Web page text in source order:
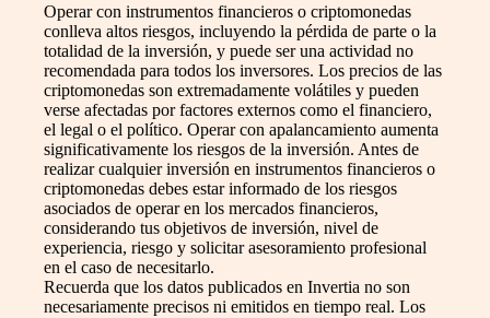
Operar con instrumentos financieros o criptomonedas
conlleva altos riesgos, incluyendo la pérdida de parte o la
totalidad de la inversión, y puede ser una actividad no
recomendada para todos los inversores. Los precios de las
criptomonedas son extremadamente volátiles y pueden
verse afectadas por factores externos como el financiero,
el legal o el político. Operar con apalancamiento aumenta
significativamente los riesgos de la inversión. Antes de
realizar cualquier inversión en instrumentos financieros o
criptomonedas debes estar informado de los riesgos
asociados de operar en los mercados financieros,
considerando tus objetivos de inversión, nivel de
experiencia, riesgo y solicitar asesoramiento profesional
en el caso de necesitarlo.
Recuerda que los datos publicados en Invertia no son
necesariamente precisos ni emitidos en tiempo real. Los